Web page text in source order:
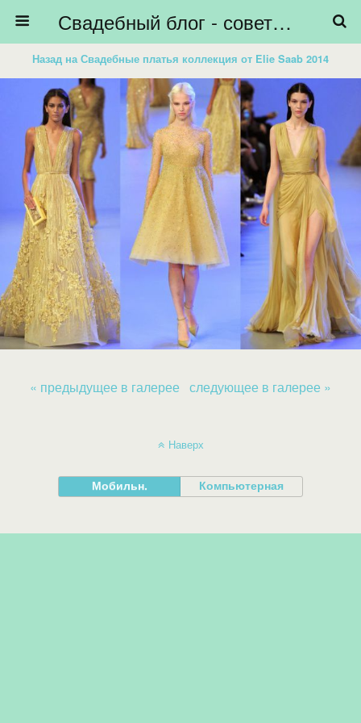
Свадебный блог - советы невестам, подготовка к свадьбе - HiBride
Назад на Свадебные платья коллекция от Elie Saab 2014
« предыдущее в галерее следующее в галерее »
Наверх
Мобильн. Компьютерная